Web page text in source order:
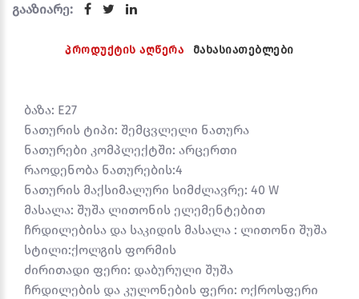
გააზიარე:
პროდუქტის აღწერა მახასიათებლები
ბაზა: E27
ნათურის ტიპი: შემცვლელი ნათურა
ნათურები კომპლექტში: არცერთი
რაოდენობა ნათურების:4
ნათურის მაქსიმალური სიმძლავრე: 40 W
მასალა: შუშა ლითონის ელემენტებით
ჩრდილებისა და საკიდის მასალა : ლითონი შუშა
სტილი:ქოლგის ფორმის
ძირითადი ფერი: დაბურული შუშა
ჩრდილების და კულონების ფერი: ოქროსფერი